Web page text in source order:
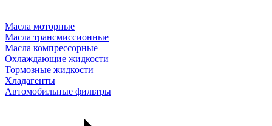
Масла моторные
Масла трансмиссионные
Масла компрессорные
Охлаждающие жидкости
Тормозные жидкости
Хладагенты
Автомобильные фильтры